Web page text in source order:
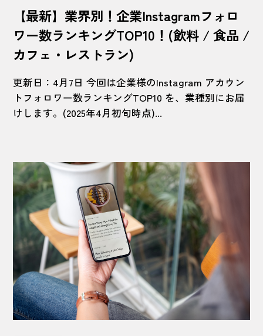
【最新】業界別！企業Instagramフォロ
ワー数ランキングTOP10！(飲料 / 食品 /
カフェ・レストラン)
更新日：4月7日 今回は企業様のInstagram アカウン
トフォロワー数ランキングTOP10 を、業種別にお届
けします。(2025年4月初旬時点)...